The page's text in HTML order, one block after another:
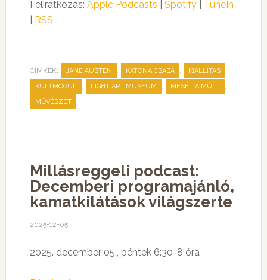
Feliratkozás: Apple Podcasts Spotify| TuneIn
RSS
CÍMKÉK: JANE AUSTEN , KATONA CSABA , KIÁLLÍTÁS ,
KULTMOGUL , LIGHT ART MUSEUM , MESÉL A MÚLT ,
MŰVÉSZET
Millásreggeli podcast:
Decemberi programajánló,
kamatkilátások világszerte
2025-12-05
2025. december 05., péntek 6:30-8 óra